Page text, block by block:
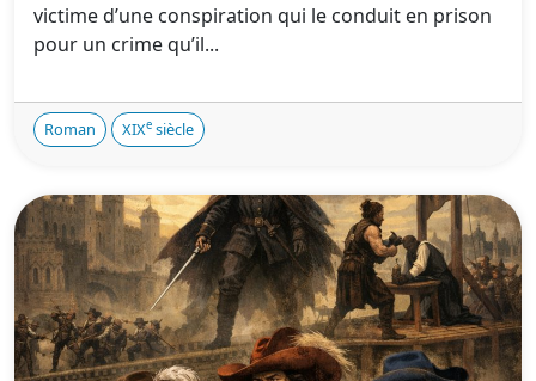
victime d’une conspiration qui le conduit en prison
pour un crime qu’il...
Roman XIXe siècle